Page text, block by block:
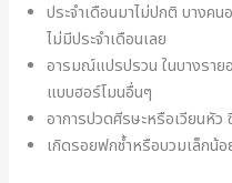
ประจำเดือนมาไม่ปกติ บางค
ไม่มีประจำเดือนเลย
อารมณ์แปรปรวน ในบางราย
แบบฮอร์โมนอื่นๆ
อาการปวดศีรษะหรือเวียนหัว
เกิดรอยฟกช้ำหรือบวมเล็กน้